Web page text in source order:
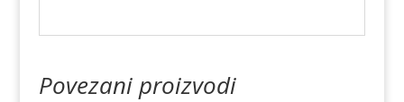
Povezani proizvodi